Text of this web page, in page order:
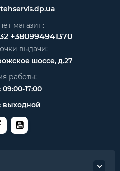
магазин:
+380994941370
выдачи:
шоссе, д.27
работы:
17:00
выходной